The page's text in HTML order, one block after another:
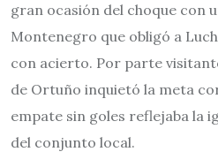
gran ocasión del choque con
Montenegro que obligó a
con acierto. Por parte
de Ortuño inquietó la meta
empate sin goles reflejaba la
del conjunto local.